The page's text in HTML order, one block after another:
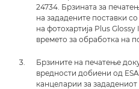
24734. Брзината за
на зададените поставки
на фотохартија Plus
времето за обработка на
Брзините на печатење
вредности добиени од
канцеларии за